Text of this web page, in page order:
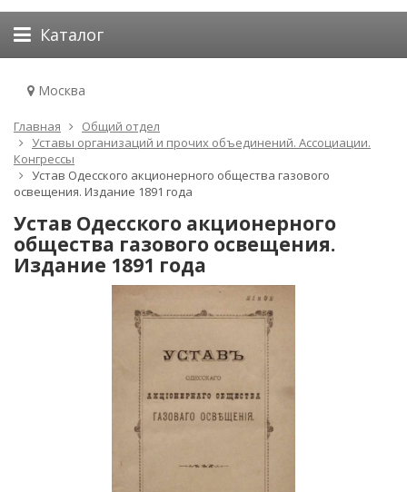
Каталог
Москва
Главная
Общий отдел
Уставы организаций и прочих объединений. Ассоциации.
Конгрессы
Устав Одесского акционерного общества газового
освещения. Издание 1891 года
Устав Одесского акционерного
общества газового освещения.
Издание 1891 года